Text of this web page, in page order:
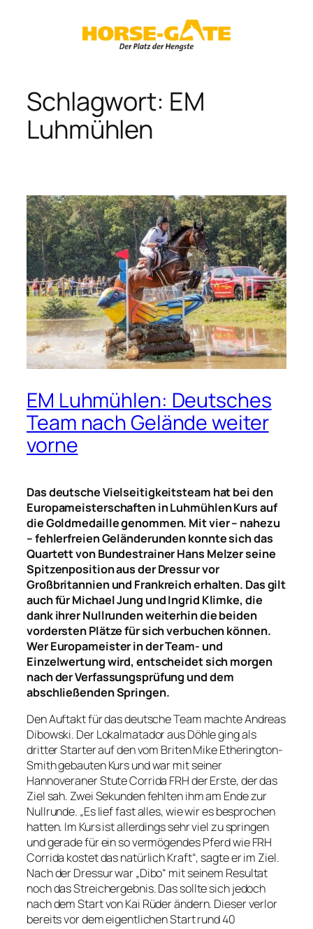
Schlagwort: EM
Luhmühlen
EM Luhmühlen: Deutsches
Team nach Gelände weiter
vorne
Das deutsche Vielseitigkeitsteam hat bei den
Europameisterschaften in Luhmühlen Kurs auf
die Goldmedaille genommen. Mit vier – nahezu
– fehlerfreien Geländerunden konnte sich das
Quartett von Bundestrainer Hans Melzer seine
Spitzenposition aus der Dressur vor
Großbritannien und Frankreich erhalten. Das gilt
auch für Michael Jung und Ingrid Klimke, die
dank ihrer Nullrunden weiterhin die beiden
vordersten Plätze für sich verbuchen können.
Wer Europameister in der Team- und
Einzelwertung wird, entscheidet sich morgen
nach der Verfassungsprüfung und dem
abschließenden Springen.
Den Auftakt für das deutsche Team machte Andreas
Dibowski. Der Lokalmatador aus Döhle ging als
dritter Starter auf den vom Briten Mike Etherington-
Smith gebauten Kurs und war mit seiner
Hannoveraner Stute Corrida FRH der Erste, der das
Ziel sah. Zwei Sekunden fehlten ihm am Ende zur
Nullrunde. „Es lief fast alles, wie wir es besprochen
hatten. Im Kurs ist allerdings sehr viel zu springen
und gerade für ein so vermögendes Pferd wie FRH
Corrida kostet das natürlich Kraft“, sagte er im Ziel.
Nach der Dressur war „Dibo“ mit seinem Resultat
noch das Streichergebnis. Das sollte sich jedoch
nach dem Start von Kai Rüder ändern. Dieser verlor
bereits vor dem eigentlichen Start rund 40